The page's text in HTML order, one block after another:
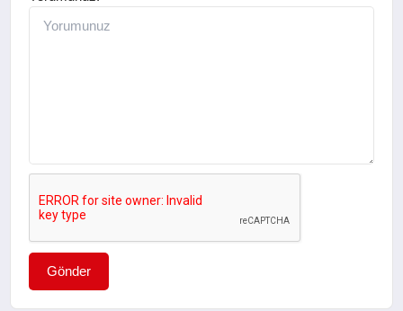
Gönder